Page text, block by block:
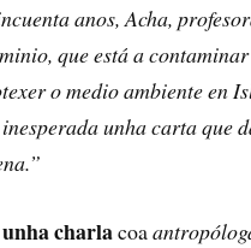
anos, Acha,
que está a
o medio ambiente en
unha carta que
charlacoa